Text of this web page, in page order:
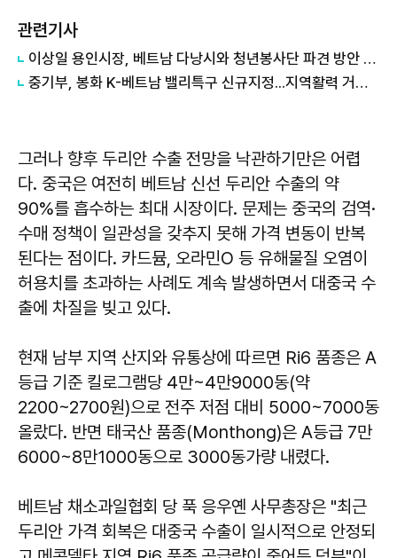
관련기사
이상일 용인시장, 베트남 다낭시와 청년봉사단 파견 방안 논의
중기부, 봉화 K-베트남 밸리특구 신규지정...지역활력 거점 조성
그러나 향후 두리안 수출 전망을 낙관하기만은 어렵
다. 중국은 여전히 베트남 신선 두리안 수출의 약
90%를 흡수하는 최대 시장이다. 문제는 중국의 검역·
수매 정책이 일관성을 갖추지 못해 가격 변동이 반복
된다는 점이다. 카드뮴, 오라민O 등 유해물질 오염이
허용치를 초과하는 사례도 계속 발생하면서 대중국 수
출에 차질을 빚고 있다.
현재 남부 지역 산지와 유통상에 따르면 Ri6 품종은 A
등급 기준 킬로그램당 4만~4만9000동(약
2200~2700원)으로 전주 저점 대비 5000~7000동
올랐다. 반면 태국산 품종(Monthong)은 A등급 7만
6000~8만1000동으로 3000동가량 내렸다.
베트남 채소과일협회 당 푹 응우옌 사무총장은 "최근
두리안 가격 회복은 대중국 수출이 일시적으로 안정되